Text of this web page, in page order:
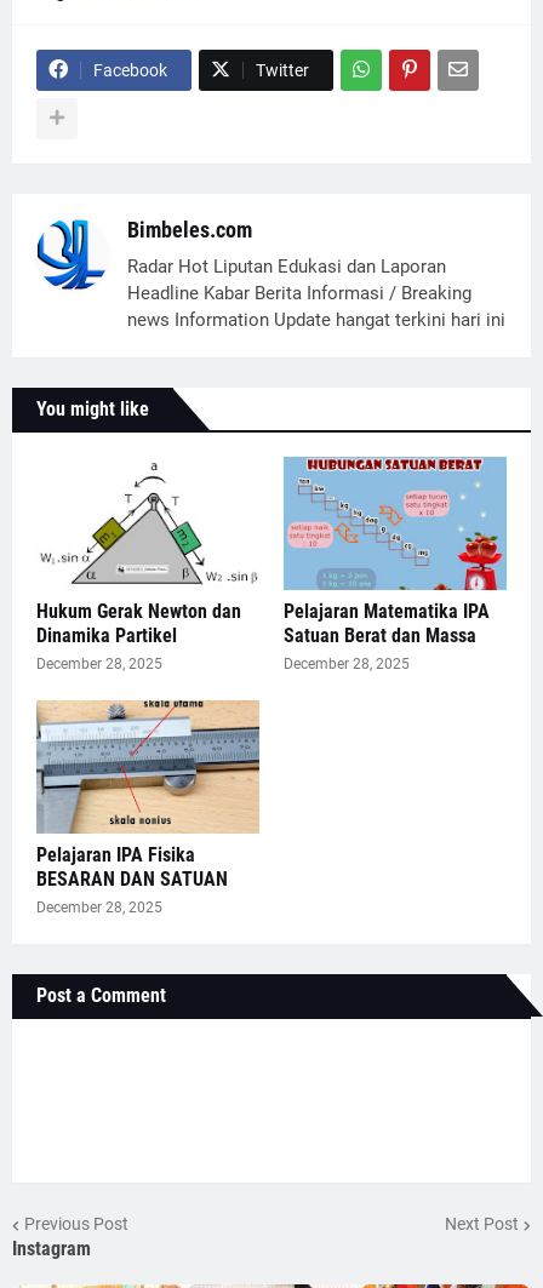
Facebook Twitter
Bimbeles.com
Radar Hot Liputan Edukasi dan Laporan
Headline Kabar Berita Informasi / Breaking
news Information Update hangat terkini hari ini
You might like
Hukum Gerak Newton dan
Dinamika Partikel
December 28, 2025
Pelajaran Matematika IPA
Satuan Berat dan Massa
December 28, 2025
Pelajaran IPA Fisika
BESARAN DAN SATUAN
December 28, 2025
Post a Comment
Previous Post Next Post
Instagram